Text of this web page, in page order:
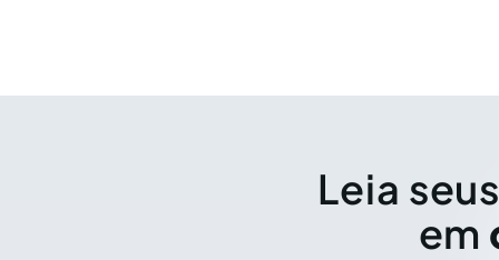
Leia
em